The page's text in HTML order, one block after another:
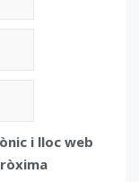
i lloc web